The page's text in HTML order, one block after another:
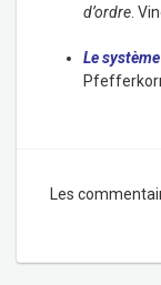
d’ordre.
Le
Les